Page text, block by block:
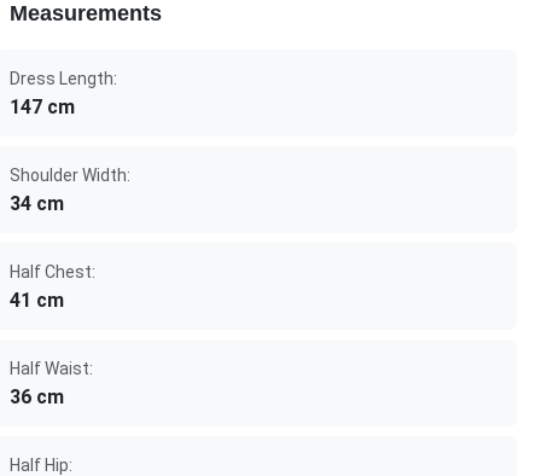
Measurements
Dress Length:
147 cm
Shoulder Width:
34 cm
Half Chest:
41 cm
Half Waist:
36 cm
Half Hip: